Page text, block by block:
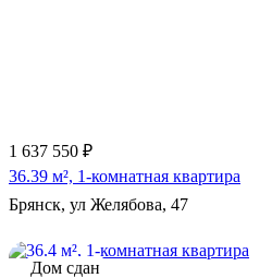
1 637 550 ₽
36.39 м², 1-комнатная квартира
Брянск, ул Желябова, 47
Дом сдан